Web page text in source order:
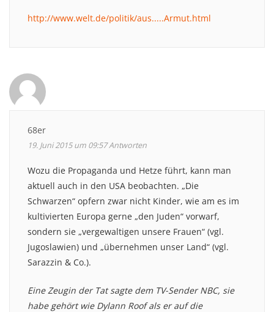
http://www.welt.de/politik/aus.....Armut.html
68er
19. Juni 2015 um 09:57Antworten
Wozu die Propaganda und Hetze führt, kann man
aktuell auch in den USA beobachten. „Die
Schwarzen“ opfern zwar nicht Kinder, wie am es im
kultivierten Europa gerne „den Juden“ vorwarf,
sondern sie „vergewaltigen unsere Frauen“ (vgl.
Jugoslawien) und „übernehmen unser Land“ (vgl.
Sarazzin & Co.).
Eine Zeugin der Tat sagte dem TV-Sender NBC, sie
habe gehört wie Dylann Roof als er auf die